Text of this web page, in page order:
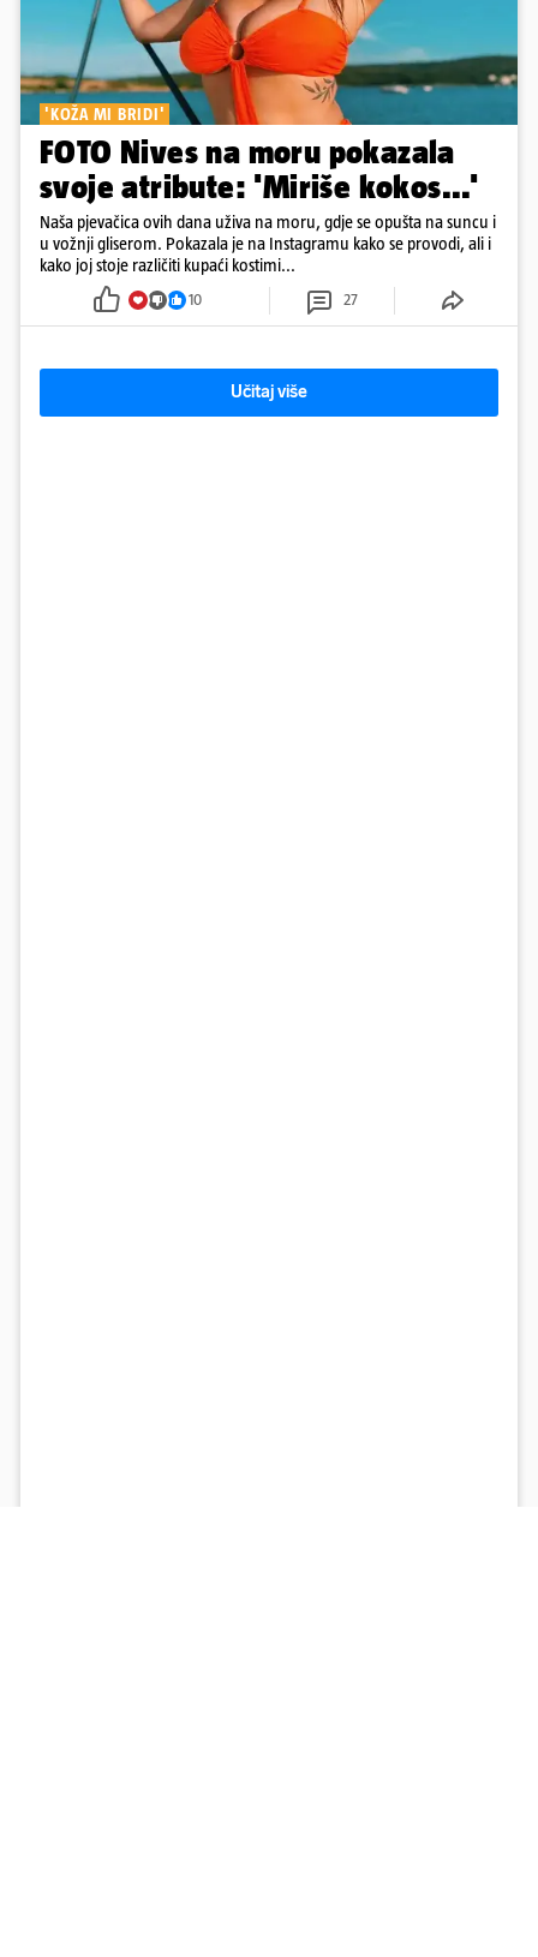
'KOŽA MI BRIDI'
FOTO Nives na moru pokazala
svoje atribute: 'Miriše kokos...'
Naša pjevačica ovih dana uživa na moru, gdje se opušta na suncu i
u vožnji gliserom. Pokazala je na Instagramu kako se provodi, ali i
kako joj stoje različiti kupaći kostimi...
10 27
Učitaj više